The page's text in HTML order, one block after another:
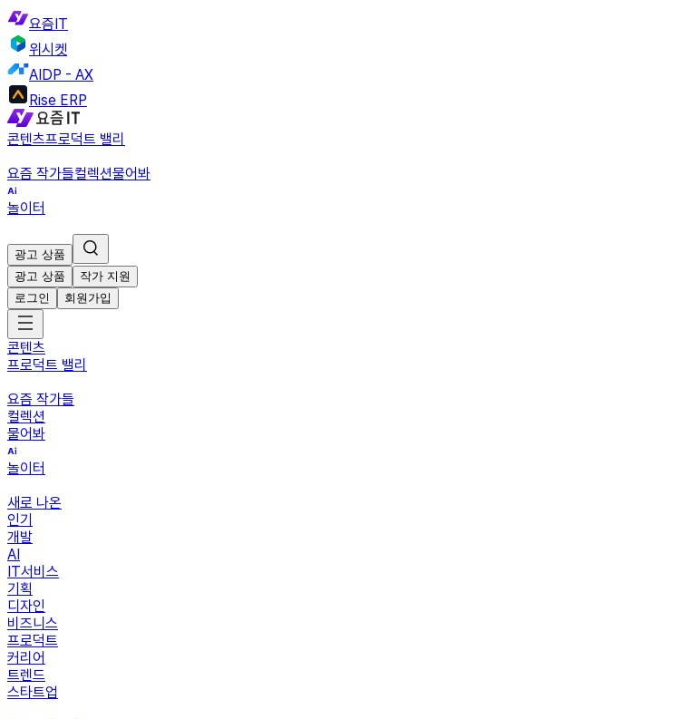
요즘IT
위시켓
AIDP - AX
Rise ERP
콘텐츠프로덕트 밸리
요즘 작가들컬렉션물어봐
놀이터
광고 상품
광고 상품
작가 지원
로그인
회원가입
콘텐츠
프로덕트 밸리
요즘 작가들
컬렉션
물어봐
놀이터
새로 나온
인기
개발
AI
IT서비스
기획
디자인
비즈니스
프로덕트
커리어
트렌드
스타트업